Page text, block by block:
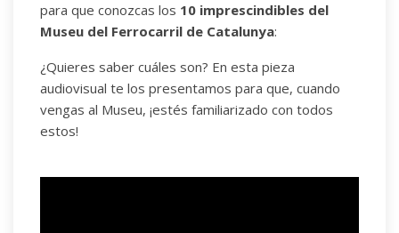
para que conozcas los 10 imprescindibles del
Museu del Ferrocarril de Catalunya:
¿Quieres saber cuáles son? En esta pieza
audiovisual te los presentamos para que, cuando
vengas al Museu, ¡estés familiarizado con todos
estos!